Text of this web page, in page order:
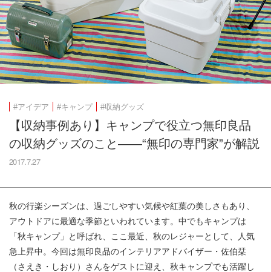
#アイデア #キャンプ #収納グッズ
【収納事例あり】キャンプで役立つ無印良品
の収納グッズのこと——“無印の専門家”が解説
2017.7.27
秋の行楽シーズンは、過ごしやすい気候や紅葉の美しさもあり、
アウトドアに最適な季節といわれています。中でもキャンプは
「秋キャンプ」と呼ばれ、ここ最近、秋のレジャーとして、人気
急上昇中。今回は無印良品のインテリアアドバイザー・佐伯栞
（さえき・しおり）さんをゲストに迎え、秋キャンプでも活躍し